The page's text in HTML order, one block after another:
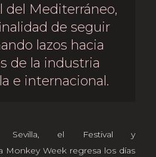
del Mediterráneo,
de seguir
lazos hacia
de la industria
e internacional.
el Festival y
Monkey Week regresa los días